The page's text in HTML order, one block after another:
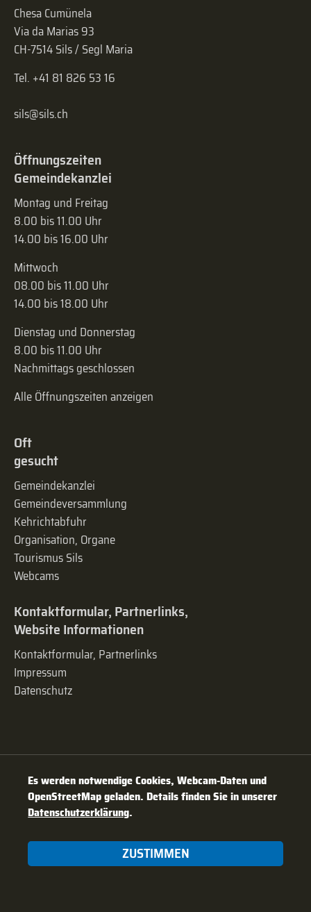
Chesa Cumünela
Via da Marias 93
CH-7514 Sils / Segl Maria
Tel. +41 81 826 53 16
sils@sils.ch
Öffnungszeiten
Gemeindekanzlei
Montag und Freitag
8.00 bis 11.00 Uhr
14.00 bis 16.00 Uhr
Mittwoch
08.00 bis 11.00 Uhr
14.00 bis 18.00 Uhr
Dienstag und Donnerstag
8.00 bis 11.00 Uhr
Nachmittags geschlossen
Alle Öffnungszeiten anzeigen
Oft
gesucht
Gemeindekanzlei
Gemeinde­versammlung
Kehrichtabfuhr
Organisation, Organe
Tourismus Sils
Webcams
Kontaktformular, Partnerlinks,
Website Informationen
Kontaktformular, Partnerlinks
Impressum
Datenschutz
Es werden notwendige Cookies, Webcam-Daten und
OpenStreetMap geladen. Details finden Sie in unserer
Datenschutzerklärung.
ZUSTIMMEN